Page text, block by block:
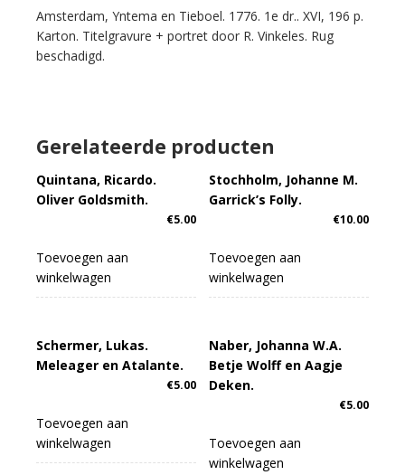
Amsterdam, Yntema en Tieboel. 1776. 1e dr.. XVI, 196 p.
Karton. Titelgravure + portret door R. Vinkeles. Rug
beschadigd.
Gerelateerde producten
Quintana, Ricardo.
Oliver Goldsmith.
€5.00
Toevoegen aan
winkelwagen
Stochholm, Johanne M.
Garrick’s Folly.
€10.00
Toevoegen aan
winkelwagen
Schermer, Lukas.
Meleager en Atalante.
€5.00
Toevoegen aan
winkelwagen
Naber, Johanna W.A.
Betje Wolff en Aagje
Deken.
€5.00
Toevoegen aan
winkelwagen